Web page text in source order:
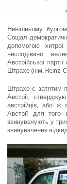
Нинішньому
Соціал-
допомогою
несподівано
Австрійської
Штрахе (нім. Heinz-
Штрахе є затятим
Австрії,
австрійців, або ж
Австрії для
звинувачують у
звинувачення